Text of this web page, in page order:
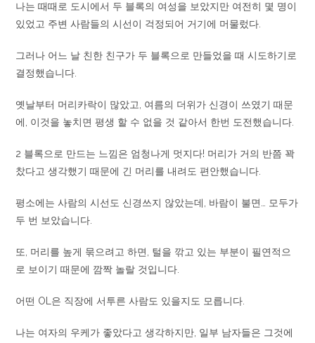
나는 때때로 도시에서 두 블록의 여성을 보았지만 여전히 몇 명이
있었고 주변 사람들의 시선이 걱정되어 거기에 머물렀다.
그러나 어느 날 친한 친구가 두 블록으로 만들었을 때 시도하기로
결정했습니다.
옛날부터 머리카락이 많았고, 여름의 더위가 신경이 쓰였기 때문
에, 이것을 놓치면 평생 할 수 없을 것 같아서 한번 도전했습니다.
2 블록으로 만드는 느낌은 엄청나게 멋지다! 머리가 거의 반쯤 꽉
찼다고 생각했기 때문에 긴 머리를 내려도 편안했습니다.
평소에는 사람의 시선도 신경쓰지 않았는데, 바람이 불면… 모두가
두 번 보았습니다.
또, 머리를 높게 묶으려고 하면, 털을 깎고 있는 부분이 필연적으
로 보이기 때문에 깜짝 놀랄 것입니다.
어떤 OL은 직장에 서투른 사람도 있을지도 모릅니다.
나는 여자의 우케가 좋았다고 생각하지만, 일부 남자들은 그것에